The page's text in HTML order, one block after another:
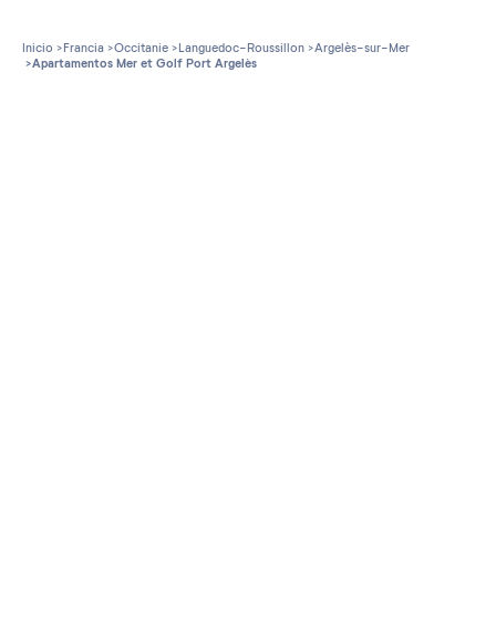
Inicio Francia Occitanie Languedoc-Roussillon
Argelès-sur-Mer
Apartamentos Mer et Golf Port Argelès